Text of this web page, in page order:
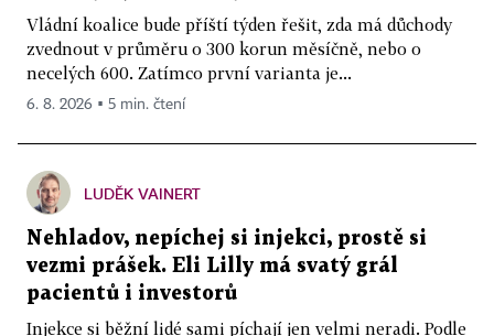
Vládní koalice bude příští týden řešit, zda má důchody
zvednout v průměru o 300 korun měsíčně, nebo o
necelých 600. Zatímco první varianta je...
6. 8. 2026 ▪ 5 min. čtení
LUDĚK VAINERT
Nehladov, nepíchej si injekci, prostě si
vezmi prášek. Eli Lilly má svatý grál
pacientů i investorů
Injekce si běžní lidé sami píchají jen velmi neradi. Podle